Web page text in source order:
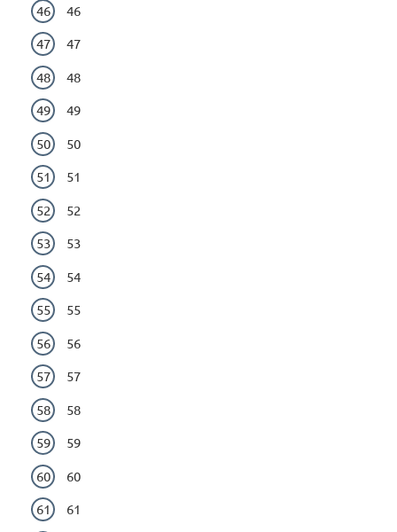
46
47
48
49
50
51
52
53
54
55
56
57
58
59
60
61